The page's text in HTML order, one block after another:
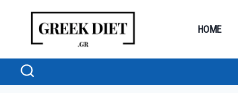
content
HOME